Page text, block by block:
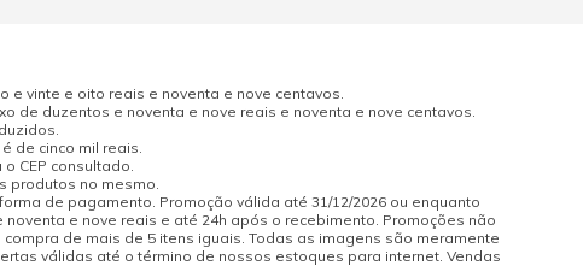
e vinte e oito reais e noventa e nove centavos.
de duzentos e noventa e nove reais e noventa e nove centavos.
de cinco mil reais.
CEP consultado.
produtos no mesmo.
de pagamento. Promoção válida até 31/12/2026 ou enquanto
e nove reais e até 24h após o recebimento. Promoções não
de mais de 5 itens iguais. Todas as imagens são meramente
válidas até o término de nossos estoques para internet. Vendas